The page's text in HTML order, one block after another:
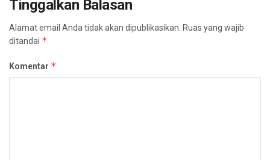
Tinggalkan Balasan
Alamat email Anda tidak akan dipublikasikan. Ruas yang wajib
ditandai *
Komentar *